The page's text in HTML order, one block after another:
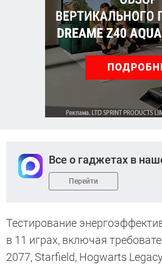
Все о гаджетах в
Перейти
Тестирование
в 11 играх, включая
2077, Starfield, Hogwarts